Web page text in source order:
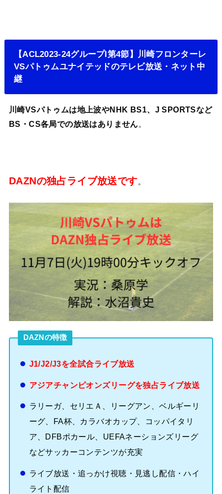
【ACL2023-24グループI第4節】川崎フロンターレ
VSパトゥムユナイテッドのテレビ放送・ネット中
継
川崎VSパトゥムは地上波やNHK BS1、J SPORTSなど
BS・CS各局での放送はありません。
DAZNの独占ライブ放送です。
DAZNの特徴
J1/J2/J3を全試合ライブ放送
アジアチャンピオンズリーグを独占ライブ放送
ラリーガ、セリエＡ、リーグアン、ベルギーリ
ーグ、FA杯、カラバオカップ、コッパイタリ
ア、DFBポカール、UEFAネーションズリーグ
などサッカーコンテンツが充実
ライブ放送・追っかけ視聴・見逃し配信・ハイ
ライト配信